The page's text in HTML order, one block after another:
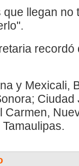
llegan
y Mexicali,
Carmen,